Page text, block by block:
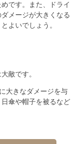
です。また、ドライ
メージが大きくなる
よいでしょう。
敵です。
大きなダメージを与
傘や帽子を被るなど